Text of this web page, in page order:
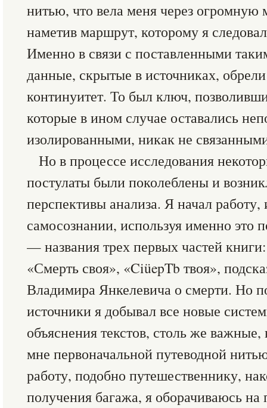
нитью, что вела меня через огромную
наметив маршрут, которому я
Именно в связи с поставленными
данные, скрытые в источниках,
континуитет. То был ключ,
которые в ином случае оставались
изолированными, никак не
Но в процессе исследования
постулаты были поколеблены и
перспективы анализа. Я начал работу,
самосознании, используя именно это
— названия трех первых частей
«Смерть своя», «CiüepTb твоя»,
Владимира Янкелевича о смерти. Но
источники я добывал все новые
объяснения текстов, столь же
мне первоначальной путеводной
работу, подобно путешественнику,
получения багажа, я оборачиваюсь